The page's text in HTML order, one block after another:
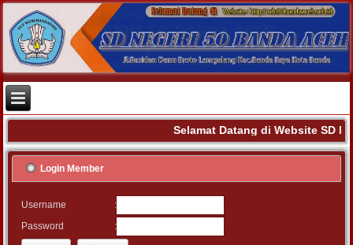
Selamat Datang di Website SD
Login Member
Username
:
Password
: